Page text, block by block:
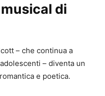
di
– che continua a
– diventa un
e poetica.